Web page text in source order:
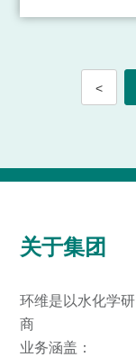
为具有一定规
热能及太阳能等
<
关于集团
环维是以水化学
商
业务涵盖：